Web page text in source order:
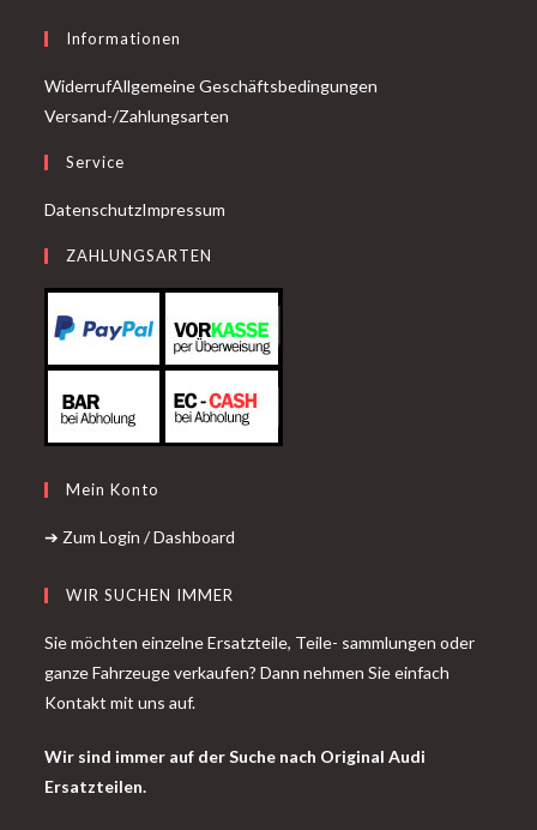
Informationen
WiderrufAllgemeine Geschäftsbedingungen
Versand-/Zahlungsarten
Service
DatenschutzImpressum
ZAHLUNGSARTEN
Mein Konto
➔ Zum Login / Dashboard
WIR SUCHEN IMMER
Sie möchten einzelne Ersatzteile, Teile- sammlungen oder
ganze Fahrzeuge verkaufen? Dann nehmen Sie einfach
Kontakt mit uns auf.
Wir sind immer auf der Suche nach Original Audi
Ersatzteilen.